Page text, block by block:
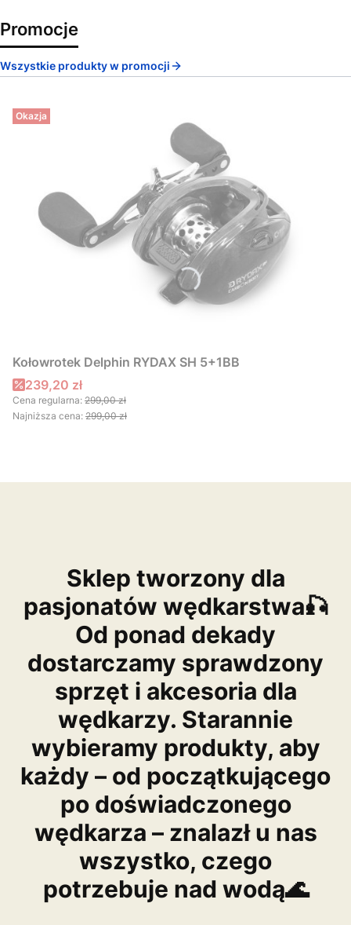
Promocje
Wszystkie produkty w promocji
Okazja
Kołowrotek Delphin RYDAX SH 5+1BB
Cena promocyjna
239,20 zł
Cena regularna: 299,00 zł
Najniższa cena: 299,00 zł
Sklep tworzony dla
pasjonatów wędkarstwa🎣
Od ponad dekady
dostarczamy sprawdzony
sprzęt i akcesoria dla
wędkarzy. Starannie
wybieramy produkty, aby
każdy – od początkującego
po doświadczonego
wędkarza – znalazł u nas
wszystko, czego
potrzebuje nad wodą🌊